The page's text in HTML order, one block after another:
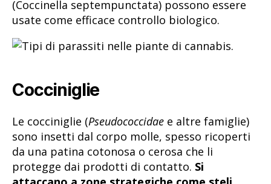
(Coccinella septempunctata) possono essere
usate come efficace controllo biologico.
Cocciniglie
Le cocciniglie (Pseudococcidae e altre famiglie)
sono insetti dal corpo molle, spesso ricoperti
da una patina cotonosa o cerosa che li
protegge dai prodotti di contatto. Si